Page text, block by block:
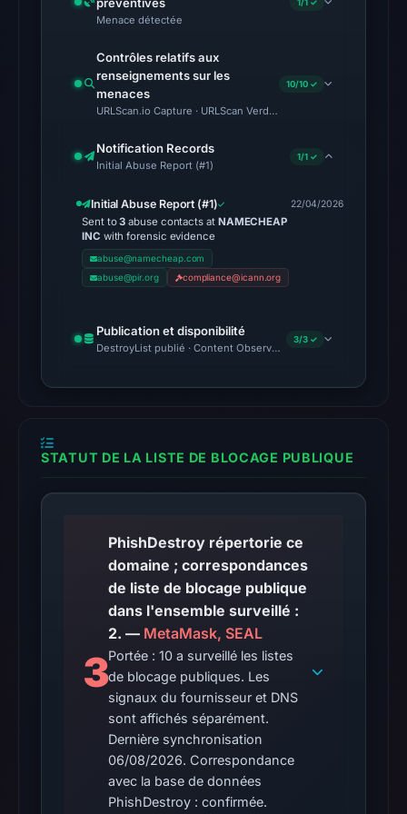
06:20
UTC.
Spamhaus
DBL:
on
Jul
13,
at
18:35
UTC.
No
timestamped
response
current
is
Other
observations:
Google
Safe
Browsing
recorded
no
flag
on
Apr
20,
2026
Menace détectée
Contrôles relatifs aux
renseignements sur les
menaces
URLScan.io Capture · URLScan Verdict · Cloudflare Radar
10/10 ✓
Notification Records
Initial Abuse Report (#1)
1/1 ✓
Initial Abuse Report (#1)
Sent to3 abuse contacts at NAMECHEAP
INC with forensic evidence
abuse@namecheap.com
abuse@pir.org
compliance@icann.org
22/04/2026
Publication et disponibilité
DestroyList publié · Content Observed Unavailable · Délai
3/3 ✓
STATUT DE LA LISTE DE BLOCAGE PUBLIQUE
3
PhishDestroy répertorie ce
domaine ; correspondances
de liste de blocage publique
dans l'ensemble surveillé :
2. — MetaMask, SEAL
Portée : 10 a surveillé les listes
de blocage publiques. Les
signaux du fournisseur et DNS
sont affichés séparément.
Dernière synchronisation
06/08/2026. Correspondance
avec la base de données
PhishDestroy : confirmée.